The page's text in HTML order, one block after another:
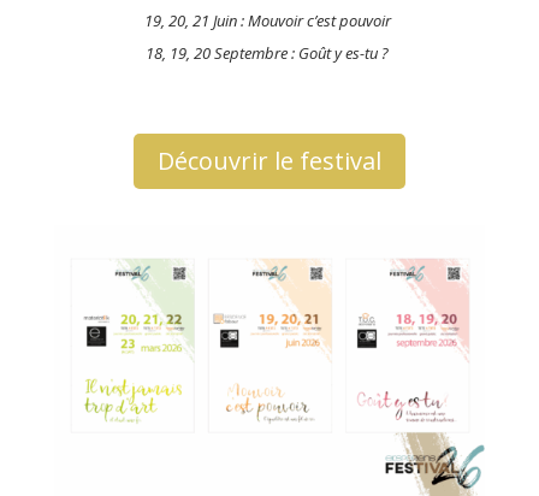
19, 20, 21 Juin : Mouvoir c’est pouvoir
18, 19, 20 Septembre : Goût y es-tu ?
Découvrir le festival